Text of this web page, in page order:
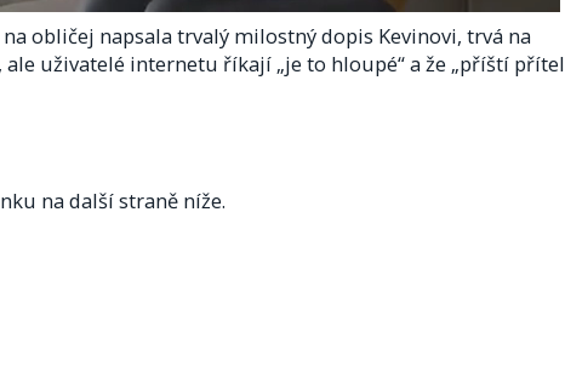
obličej napsala trvalý milostný dopis Kevinovi, trvá na
uživatelé internetu říkají „je to hloupé“ a že „příští přítel
na další straně níže.